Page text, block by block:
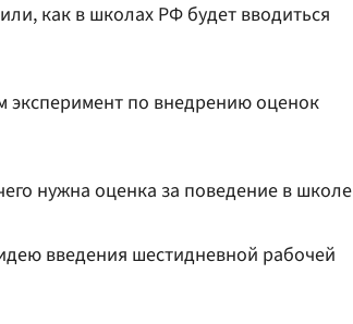
как в школах РФ будет вводиться
по внедрению оценок
нужна оценка за поведение в школе
введения шестидневной рабочей